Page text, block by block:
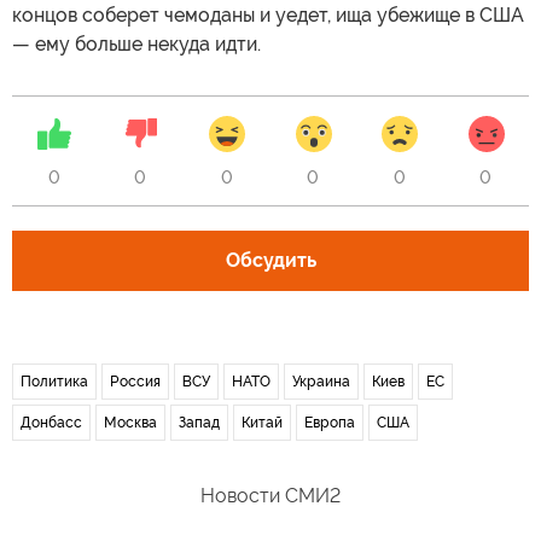
концов соберет чемоданы и уедет, ища убежище в США
— ему больше некуда идти.
0 0 0 0 0 0
Обсудить
Политика Россия ВСУ НАТО Украина Киев ЕС
Донбасс Москва Запад Китай Европа США
Новости СМИ2